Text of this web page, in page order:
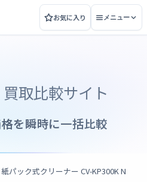
お気に入り メニュー
買取比較サイト
を瞬時に一括比較
パック式クリーナー CV-KP300K N